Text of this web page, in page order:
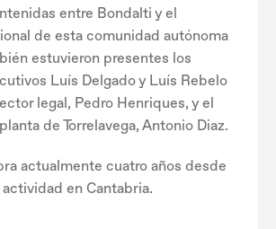
entre Bondalti y el
de esta comunidad autónoma
estuvieron presentes los
Luís Delgado y Luís Rebelo
legal, Pedro Henriques, y el
de Torrelavega, Antonio Diaz.
actualmente cuatro años desde
en Cantabria.